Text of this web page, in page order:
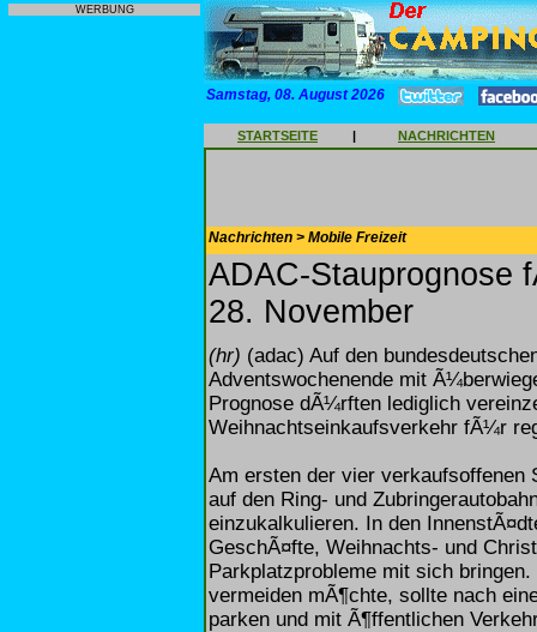
WERBUNG
Samstag, 08. August 2026
STARTSEITE | NACHRICHTEN
Nachrichten > Mobile Freizeit
ADAC-Stauprognose
28. November
(hr) (adac) Auf den
Adventswochenende mit
Prognose dÃ¼rften lediglich
Weihnachtseinkaufsverkehr fÃ¼r
Am ersten der vier verkaufsoffenen
auf den Ring- und
einzukalkulieren. In den
GeschÃ¤fte, Weihnachts- und
Parkplatzprobleme mit sich
vermeiden mÃ¶chte, sollte nach
parken und mit Ã¶ffentlichen